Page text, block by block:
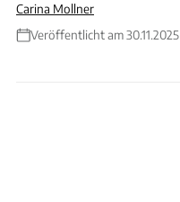
Carina Mollner
Veröffentlicht am 30.11.2025